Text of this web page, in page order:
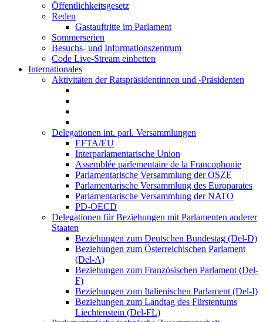
Öffentlichkeitsgesetz
Reden
Gastauftritte im Parlament
Sommerserien
Besuchs- und Informationszentrum
Code Live-Stream einbetten
Internationales
Aktivitäten der Ratspräsidentinnen und -Präsidenten
Delegationen int. parl. Versammlungen
EFTA/EU
Interparlamentarische Union
Assemblée parlementaire de la Francophonie
Parlamentarische Versammlung der OSZE
Parlamentarische Versammlung des Europarates
Parlamentarische Versammlung der NATO
PD-OECD
Delegationen für Beziehungen mit Parlamenten anderer
Staaten
Beziehungen zum Deutschen Bundestag (Del-D)
Beziehungen zum Österreichischen Parlament
(Del-A)
Beziehungen zum Französischen Parlament (Del-
F)
Beziehungen zum Italienischen Parlament (Del-I)
Beziehungen zum Landtag des Fürstentums
Liechtenstein (Del-FL)